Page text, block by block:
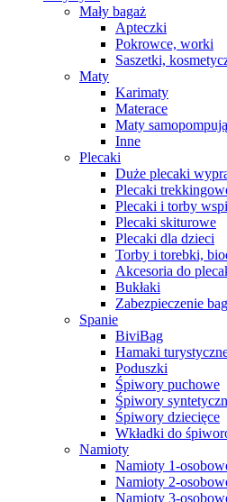
Mały bagaż
Apteczki
Pokrowce, worki
Saszetki,
Maty
Karimaty
Materace
Maty
Inne
Plecaki
Duże plecaki
Plecaki
Plecaki i torby
Plecaki skiturowe
Plecaki dla dzieci
Torby i torebki,
Akcesoria do
Bukłaki
Zabezpieczenie
Spanie
BiviBag
Hamaki
Poduszki
Śpiwory puchowe
Śpiwory
Śpiwory dziecięce
Wkładki do
Namioty
Namioty 1-
Namioty 2-
Namioty 3-